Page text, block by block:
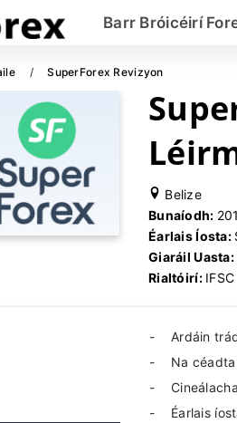
Barr Bróicéirí
SuperForex Revizyon
Belize
Bunaíodh:
Éarlais Íosta:
Giaráil Uasta:
Rialtóirí: IFSC
Ardáin
Na
Éarlais